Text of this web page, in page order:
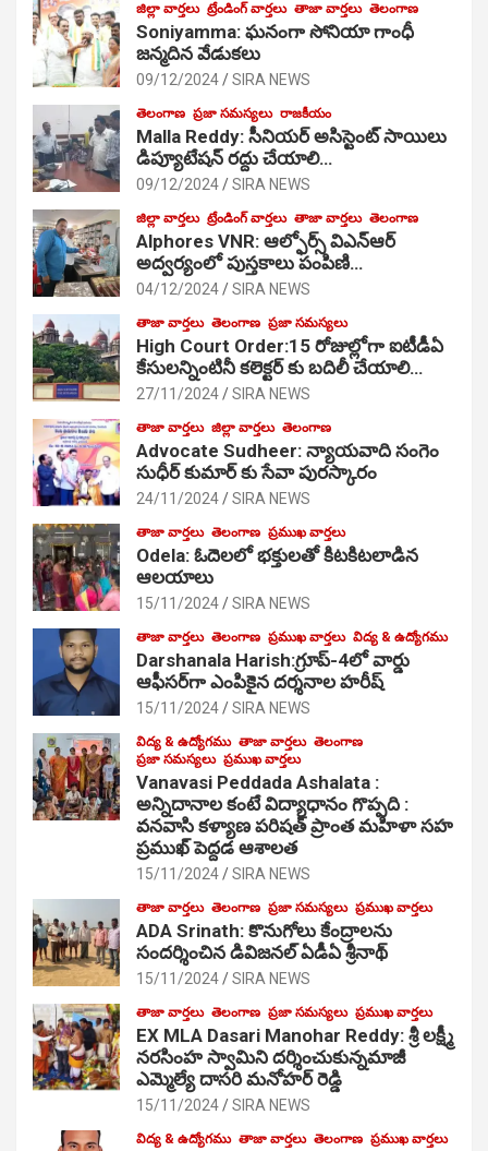
జిల్లా వార్తలు ట్రేండింగ్ వార్తలు తాజా వార్తలు తెలంగాణ
Soniyamma: ఘ‌నంగా సోనియా గాంధీ
జ‌న్మ‌దిన వేడుక‌లు
09/12/2024 SIRA NEWS
తెలంగాణ ప్రజా సమస్యలు రాజకీయం
Malla Reddy: సీనియర్ అసిస్టెంట్ సాయిలు
డిప్యూటేషన్ రద్దు చేయాలి…
09/12/2024 SIRA NEWS
జిల్లా వార్తలు ట్రేండింగ్ వార్తలు తాజా వార్తలు తెలంగాణ
Alphores VNR: ఆల్ఫోర్స్ విఎన్ఆర్
అద్వర్యంలో పుస్తకాలు పంపిణి…
04/12/2024 SIRA NEWS
తాజా వార్తలు తెలంగాణ ప్రజా సమస్యలు
High Court Order:15 రోజుల్లోగా ఐటీడీఏ
కేసులన్నింటినీ కలెక్టర్ కు బదిలీ చేయాలి…
27/11/2024 SIRA NEWS
తాజా వార్తలు జిల్లా వార్తలు తెలంగాణ
Advocate Sudheer: న్యాయవాది సంగెం
సుధీర్ కుమార్ కు సేవా పురస్కారం
24/11/2024 SIRA NEWS
తాజా వార్తలు తెలంగాణ ప్రముఖ వార్తలు
Odela: ఓదెల‌లో భక్తులతో కిటకిటలాడిన
ఆల‌యాలు
15/11/2024 SIRA NEWS
తాజా వార్తలు తెలంగాణ ప్రముఖ వార్తలు విద్య & ఉద్యోగము
Darshanala Harish:గ్రూప్-4లో వార్డు
ఆఫీసర్‌గా ఎంపికైన దర్శనాల హరీష్
15/11/2024 SIRA NEWS
విద్య & ఉద్యోగము తాజా వార్తలు తెలంగాణ
ప్రజా సమస్యలు ప్రముఖ వార్తలు
Vanavasi Peddada Ashalata :
అన్నిదానాల కంటే విద్యాధానం గొప్పది :
వనవాసి కళ్యాణ పరిషత్ ప్రాంత మహిళా సహ
ప్రముఖ్ పెద్దడ ఆశాలత
15/11/2024 SIRA NEWS
తాజా వార్తలు తెలంగాణ ప్రజా సమస్యలు ప్రముఖ వార్తలు
ADA Srinath: కొనుగోలు కేంద్రాల‌ను
సంద‌ర్శించిన డివిజనల్ ఏడీఏ శ్రీనాథ్
15/11/2024 SIRA NEWS
తాజా వార్తలు తెలంగాణ ప్రజా సమస్యలు ప్రముఖ వార్తలు
EX MLA Dasari Manohar Reddy: శ్రీ లక్ష్మీ
నరసింహ స్వామిని దర్శించుకున్నమాజీ
ఎమ్మెల్యే దాసరి మనోహర్ రెడ్డి
15/11/2024 SIRA NEWS
విద్య & ఉద్యోగము తాజా వార్తలు తెలంగాణ ప్రముఖ వార్తలు